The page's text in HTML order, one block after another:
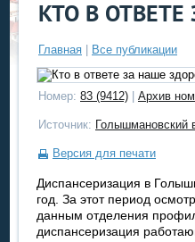
КТО В
Главная Все публикации
Номер: 83 (9412) Архив
Источник: Голышмановский
Версия для печати
Диспансеризация в
год. За этот период
данным отделения
диспансеризация